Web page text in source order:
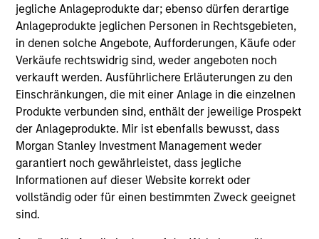
jegliche Anlageprodukte dar; ebenso dürfen derartige
Anlageprodukte jeglichen Personen in Rechtsgebieten,
in denen solche Angebote, Aufforderungen, Käufe oder
Verkäufe rechtswidrig sind, weder angeboten noch
verkauft werden. Ausführlichere Erläuterungen zu den
Einschränkungen, die mit einer Anlage in die einzelnen
Produkte verbunden sind, enthält der jeweilige Prospekt
der Anlageprodukte. Mir ist ebenfalls bewusst, dass
Morgan Stanley Investment Management weder
garantiert noch gewährleistet, dass jegliche
Informationen auf dieser Website korrekt oder
vollständig oder für einen bestimmten Zweck geeignet
sind.
Vorstandsmitgliedern aus unterrepräsentierten
Ethnien.
Der Wert der Anlagen und der durch diese erzielte
Ertrag unterliegen Schwankungen. Zudem kann
nicht garantiert werden, dass der Fonds seine
Anlageziele erreicht.
Fondsangaben